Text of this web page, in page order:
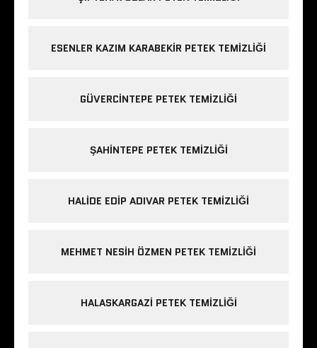
ESENLER KAZIM KARABEKIR PETEK TEMIZLIĞI
GÜVERCINTEPE PETEK TEMIZLIĞI
ŞAHINTEPE PETEK TEMIZLIĞI
HALIDE EDIP ADIVAR PETEK TEMIZLIĞI
MEHMET NESIH ÖZMEN PETEK TEMIZLIĞI
HALASKARGAZI PETEK TEMIZLIĞI